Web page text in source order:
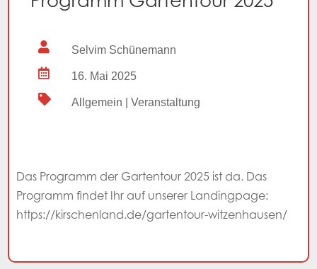
 Selvim Schünemann
 16. Mai 2025
 Allgemein Veranstaltung
Das Programm der Gartentour 2025 ist da. Das
Programm findet Ihr auf unserer Landingpage:
https://kirschenland.de/gartentour-witzenhausen/